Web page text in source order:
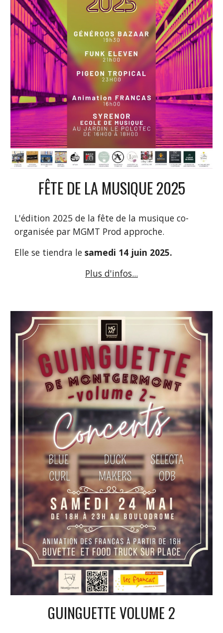
FÊTE DE LA MUSIQUE 2025
L'édition 2025 de la fête de la musique co-
organisée par MGMT Prod approche.
Elle se tiendra lesamedi 14 juin 2025.
Plus d'infos...
GUINGUETTE VOLUME 2